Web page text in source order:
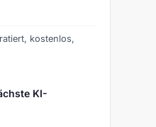
kostenlos,
KI-